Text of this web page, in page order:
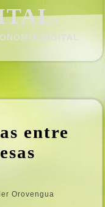
DIGITAL
entre
Orovengua